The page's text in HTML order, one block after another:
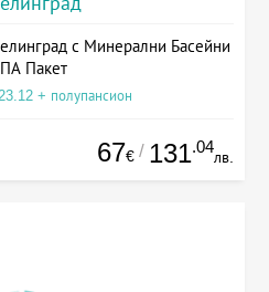
с Минерални Басейни
Пакет
+ полупансион
67€ / 131.04
лв.